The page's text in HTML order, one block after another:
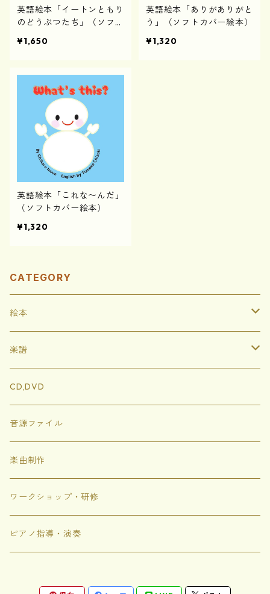
英語絵本「イートンともり
のどうぶつたち」（ソフト
¥1,650
英語絵本「ありがありがと
う」（ソフトカバー絵本）
¥1,320
英語絵本「これな〜んだ」
（ソフトカバー絵本）
¥1,320
CATEGORY
絵本
ハードカバー
ソフトカバー
ぬりえ
楽譜
イートンともりのどうぶつたち
にじいろめがね
トゲトゲのシャボン
にじいろちきゅうがっこう
ありがありがとう
CD,DVD
音源ファイル
楽曲制作
ワークショップ・研修
ピアノ指導・演奏